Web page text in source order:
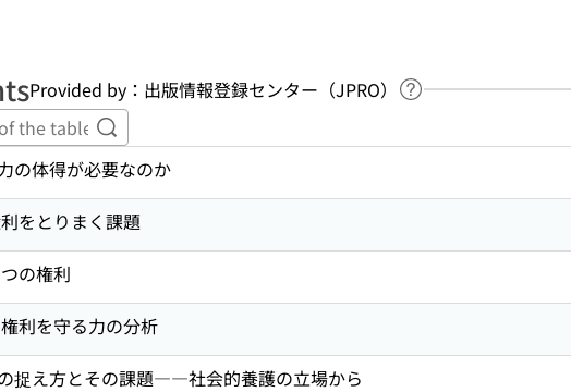
Provided by：出版情報登録センター（JPRO）
Link to Help Page
Perform keyword search of the table of contents
体得が必要なのか
をとりまく課題
の権利
利を守る力の分析
捉え方とその課題――社会的養護の立場から